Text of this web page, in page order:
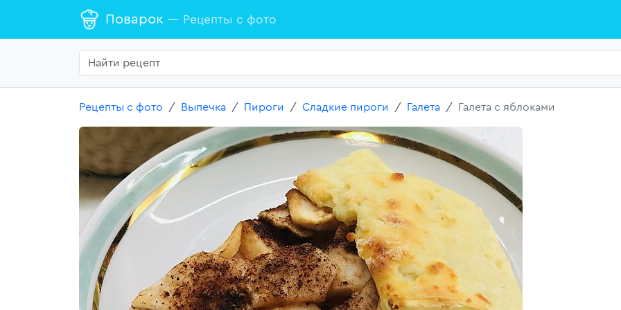
Поварок — Рецепты с фото
Рецепты с фото Выпечка Пироги Сладкие пироги Галета Галета с яблоками